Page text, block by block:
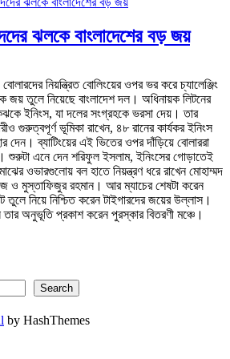
ঝলকে বাংলাদেশের বড় জয়
বোলারদের নিয়ন্ত্রিত বোলিংয়ের ওপর ভর করে চ্যালেঞ্জিং
জয় তুলে নিয়েছে বাংলাদেশ দল। অধিনায়ক লিটনের
ইনিংস, যা দলের সংগ্রহকে ভরসা দেয়। তার
গুরুত্বপূর্ণ ভূমিকা রাখেন, ৪৮ রানের কার্যকর ইনিংস
ব্যাটিংয়ের এই ভিতের ওপর দাঁড়িয়ে বোলাররা
শুরুটা এনে দেন শরিফুল ইসলাম, ইনিংসের গোড়াতেই
ওভারগুলোয় বল হাতে নিয়ন্ত্রণ ধরে রাখেন মোহাম্মদ
ও মুস্তাফিজুর রহমান। আর ম্যাচের শেষটা করেন
তুলে নিয়ে নিশ্চিত করেন টাইগারদের জয়ের উল্লাস।
তার অনুভূতি প্রকাশ করেন পুরস্কার বিতরণী মঞ্চে।
Search
by HashThemes